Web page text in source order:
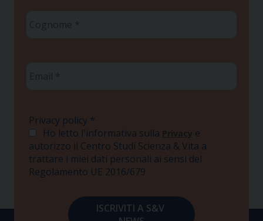
Privacy policy *
Ho letto l'informativa sulla Privacy e
autorizzo il Centro Studi Scienza & Vita a
trattare i miei dati personali ai sensi del
Regolamento UE 2016/679